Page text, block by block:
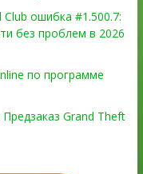
Club ошибка #1.500.7:
без проблем в 2026
по программе
Grand Theft